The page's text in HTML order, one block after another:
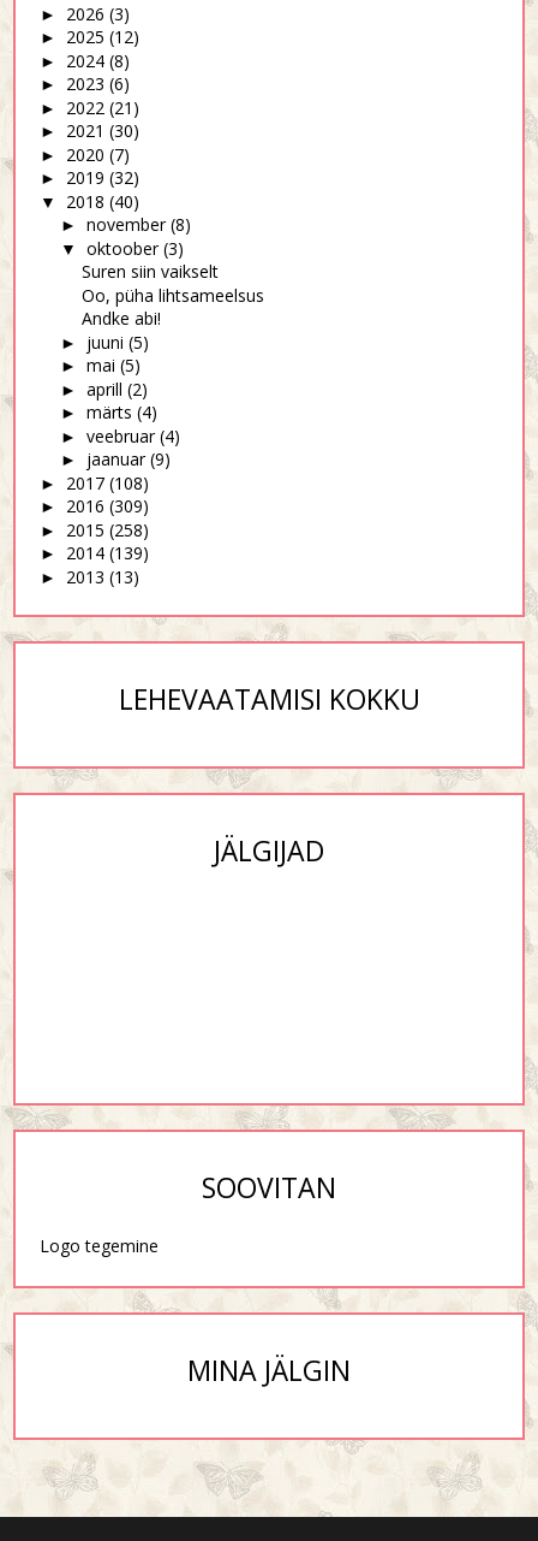
► 2026 (3)
► 2025 (12)
► 2024 (8)
► 2023 (6)
► 2022 (21)
► 2021 (30)
► 2020 (7)
► 2019 (32)
▼ 2018 (40)
► november (8)
▼ oktoober (3)
Suren siin vaikselt
Oo, püha lihtsameelsus
Andke abi!
► juuni (5)
► mai (5)
► aprill (2)
► märts (4)
► veebruar (4)
► jaanuar (9)
► 2017 (108)
► 2016 (309)
► 2015 (258)
► 2014 (139)
► 2013 (13)
LEHEVAATAMISI KOKKU
JÄLGIJAD
SOOVITAN
Logo tegemine
MINA JÄLGIN